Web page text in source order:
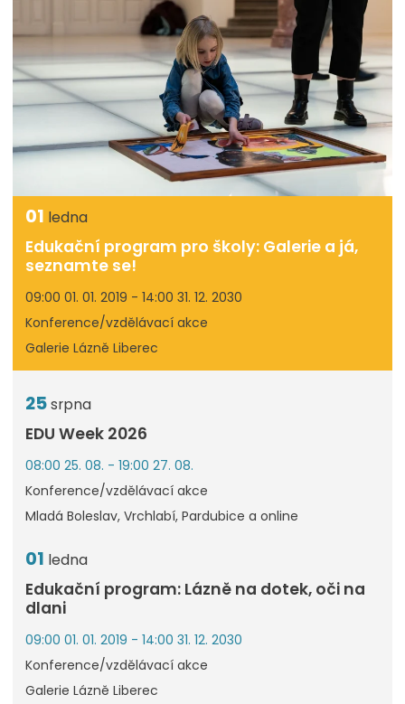
01 ledna
Edukační program pro školy: Galerie a já,
seznamte se!
09:00 01. 01. 2019 - 14:00 31. 12. 2030
Konference/vzdělávací akce
Galerie Lázně Liberec
25srpna
EDU Week 2026
08:00 25. 08. - 19:00 27. 08.
Konference/vzdělávací akce
Mladá Boleslav, Vrchlabí, Pardubice a online
01 ledna
Edukační program: Lázně na dotek, oči na
dlani
09:00 01. 01. 2019 - 14:00 31. 12. 2030
Konference/vzdělávací akce
Galerie Lázně Liberec